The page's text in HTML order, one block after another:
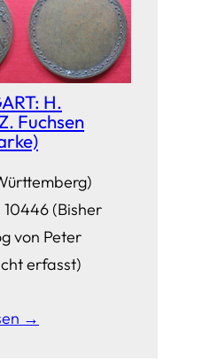
H.
Fuchsen
(Bisher
von Peter
erfasst)
→